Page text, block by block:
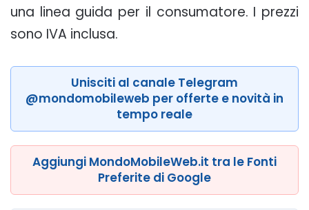
una linea guida per il consumatore. I prezzi
sono IVA inclusa.
Unisciti al canale Telegram
@mondomobileweb per offerte e novità in
tempo reale
Aggiungi MondoMobileWeb.it tra le Fonti
Preferite di Google